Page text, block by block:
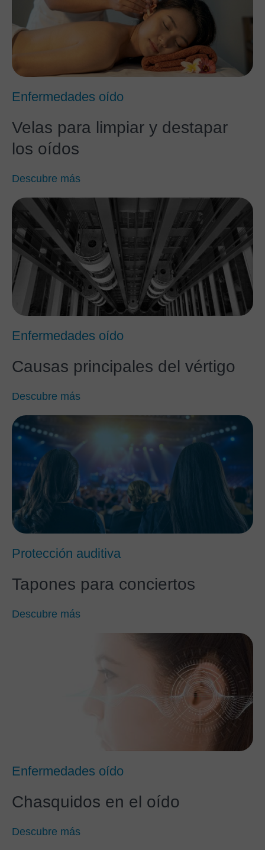
Enfermedades oído
Velas para limpiar y destapar
los oídos
Descubre más
Enfermedades oído
Causas principales del vértigo
Descubre más
Protección auditiva
Tapones para conciertos
Descubre más
Enfermedades oído
Chasquidos en el oído
Descubre más